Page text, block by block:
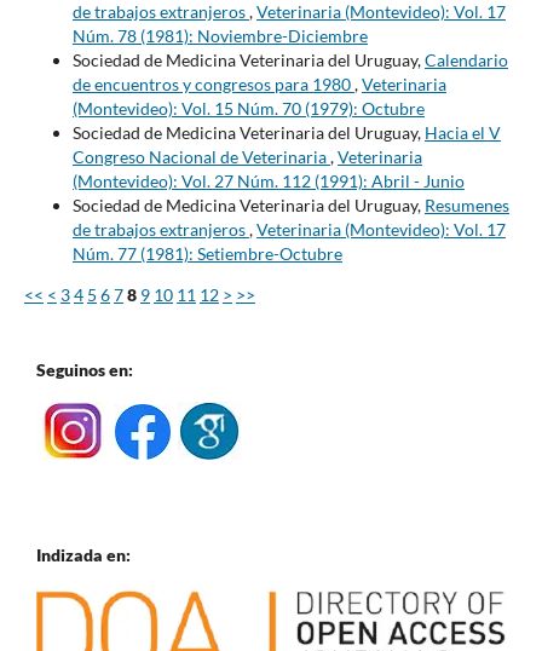
de trabajos extranjeros,Veterinaria (Montevideo): Vol. 17
Núm. 78 (1981): Noviembre-Diciembre
Sociedad de Medicina Veterinaria del Uruguay,Calendario
de encuentros y congresos para 1980,Veterinaria
(Montevideo): Vol. 15 Núm. 70 (1979): Octubre
Sociedad de Medicina Veterinaria del Uruguay, Hacia el V
Congreso Nacional de Veterinaria,Veterinaria
(Montevideo): Vol. 27 Núm. 112 (1991): Abril - Junio
Sociedad de Medicina Veterinaria del Uruguay, Resumenes
de trabajos extranjeros,Veterinaria (Montevideo): Vol. 17
Núm. 77 (1981): Setiembre-Octubre
<< < 34 5 678 9 10 11 12 > >>
Seguinos en:
Indizada en: